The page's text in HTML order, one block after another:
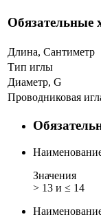
Обязательные
Длина, Сантиметр
Тип иглы
Диаметр, G
Проводниковая
Значения
> 13 и ≤ 14